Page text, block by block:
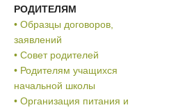
РОДИТЕЛЯМ
• Образцы договоров,
заявлений
• Совет родителей
• Родителям учащихся
начальной школы
• Организация питания и